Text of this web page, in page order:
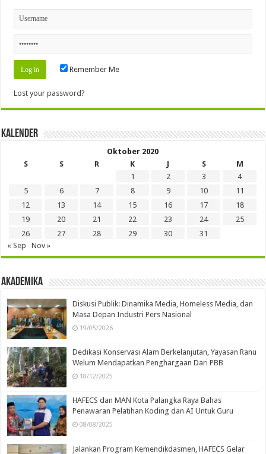
Remember Me
Lost your password?
Kalender
Oktober 2020
S
S R K J S
M
1
2 3
4
5
6 7 8 9 10
11
12
13 14 15 16 17
18
19
20 21 22 23 24
25
26
27 28 29 30
31
« Sep
Nov »
Akademika
Diskusi Publik: Dinamika Media, Homeless Media, dan
Masa Depan Industri Pers Nasional
19/05/2026
Dedikasi Konservasi Alam Berkelanjutan, Yayasan Ranu
Welum Mendapatkan Penghargaan Dari PBB
18/12/2025
HAFECS dan MAN Kota Palangka Raya Bahas
Penawaran Pelatihan Koding dan AI Untuk Guru
08/08/2025
Jalankan Program Kemendikdasmen, HAFECS Gelar